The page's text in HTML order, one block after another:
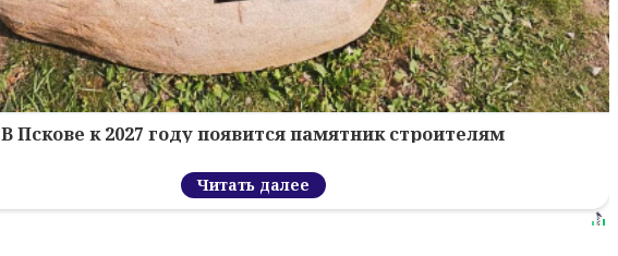
В Пскове к 2027 году появится памятник строителям
Читать далее